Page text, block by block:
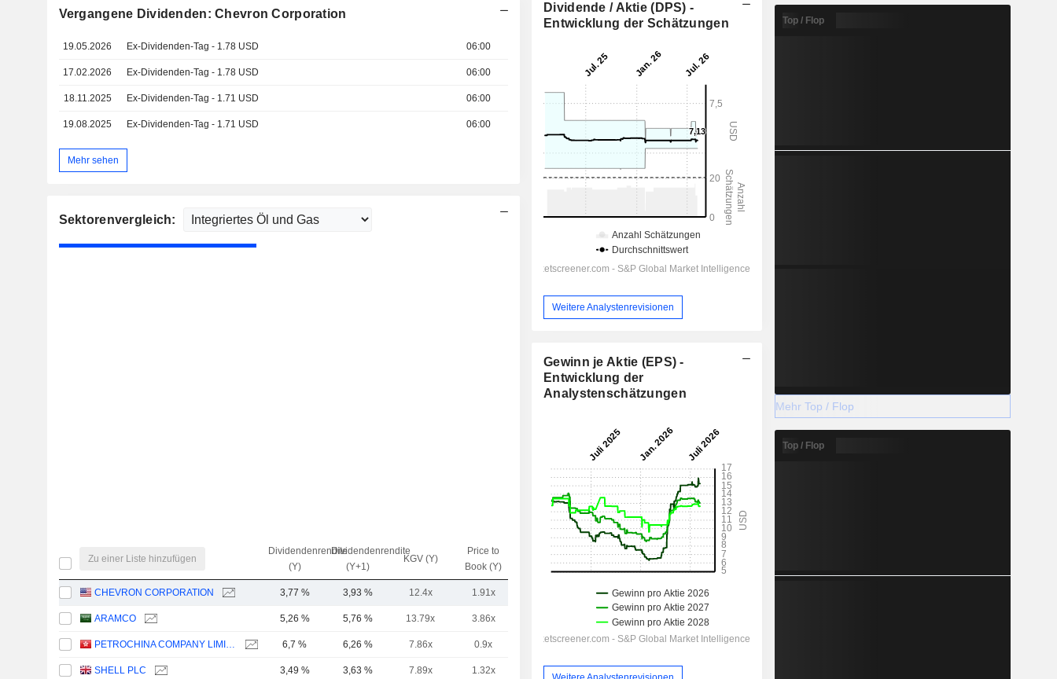
Vergangene Dividenden: Chevron Corporation
19.05.2026 Ex-Dividenden-Tag - 1.78 USD 06:00
17.02.2026 Ex-Dividenden-Tag - 1.78 USD 06:00
18.11.2025 Ex-Dividenden-Tag - 1.71 USD 06:00
19.08.2025 Ex-Dividenden-Tag - 1.71 USD 06:00
Mehr sehen
Sektorenvergleich:
Zu einer Liste hinzufügen
Dividendenrendite
(Y)
Dividendenrendite
(Y+1)
KGV (Y)
Price to
Book (Y)
(Y)
CHEVRON CORPORATION 3,77 % 3,93 % 12.4x 1.91x
ARAMCO 5,26 % 5,76 % 13.79x 3.86x
PETROCHINA COMPANY LIMITED 6,7 % 6,26 % 7.86x 0.9x 0.6x
SHELL PLC 3,49 % 3,63 % 7.89x 1.32x
Dividende / Aktie (DPS) -
Entwicklung der Schätzungen
Weitere Analystenrevisionen
Gewinn je Aktie (EPS) -
Entwicklung der
Analystenschätzungen
Top / Flop
Mehr Top / Flop
Top / Flop